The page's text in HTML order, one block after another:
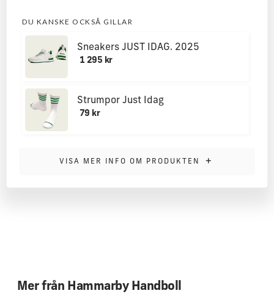
DU KANSKE OCKSÅ GILLAR
Sneakers JUST IDAG. 2025
1 295 kr
Strumpor Just Idag
79 kr
MER INFORMATION
Funktioner och specifikationer:
VISA MER INFO OM PRODUKTEN +
Mer från Hammarby Handboll